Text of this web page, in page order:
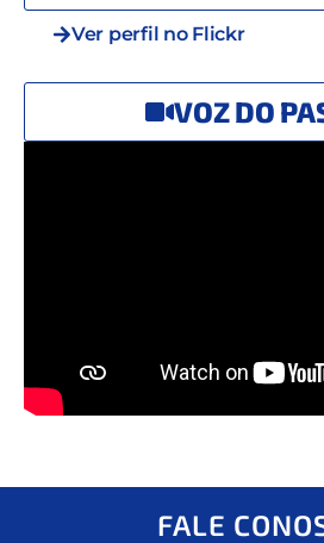
Ver perfil no Flickr
VOZ DO
FALE